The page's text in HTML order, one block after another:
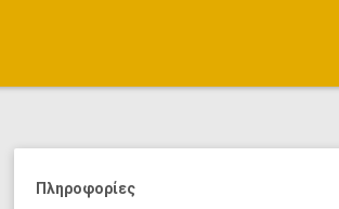
Πληροφορίες